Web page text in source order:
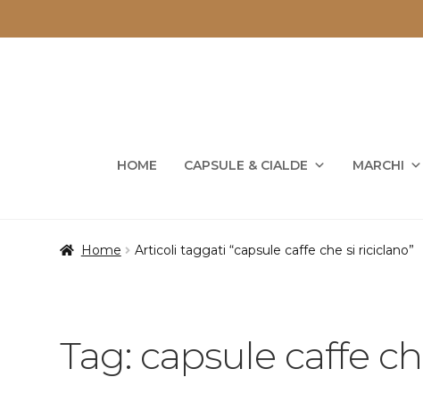
HOME CAPSULE & CIALDE MARCHI
Home Articoli taggati “capsule caffe che si riciclano”
Tag: capsule caffe